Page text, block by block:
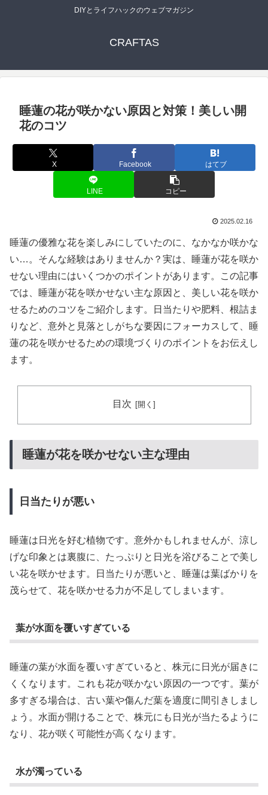
DIYとライフハックのウェブマガジン
CRAFTAS
睡蓮の花が咲かない原因と対策！美しい開
花のコツ
X Facebook はてブ
LINE コピー
2025.02.16
睡蓮の優雅な花を楽しみにしていたのに、なかなか咲かな
い…。そんな経験はありませんか？実は、睡蓮が花を咲か
せない理由にはいくつかのポイントがあります。この記事
では、睡蓮が花を咲かせない主な原因と、美しい花を咲か
せるためのコツをご紹介します。日当たりや肥料、根詰ま
りなど、意外と見落としがちな要因にフォーカスして、睡
蓮の花を咲かせるための環境づくりのポイントをお伝えし
ます。
目次
睡蓮が花を咲かせない主な理由
日当たりが悪い
睡蓮は日光を好む植物です。意外かもしれませんが、涼し
げな印象とは裏腹に、たっぷりと日光を浴びることで美し
い花を咲かせます。日当たりが悪いと、睡蓮は葉ばかりを
茂らせて、花を咲かせる力が不足してしまいます。
葉が水面を覆いすぎている
睡蓮の葉が水面を覆いすぎていると、株元に日光が届きに
くくなります。これも花が咲かない原因の一つです。葉が
多すぎる場合は、古い葉や傷んだ葉を適度に間引きしまし
ょう。水面が開けることで、株元にも日光が当たるように
なり、花が咲く可能性が高くなります。
水が濁っている